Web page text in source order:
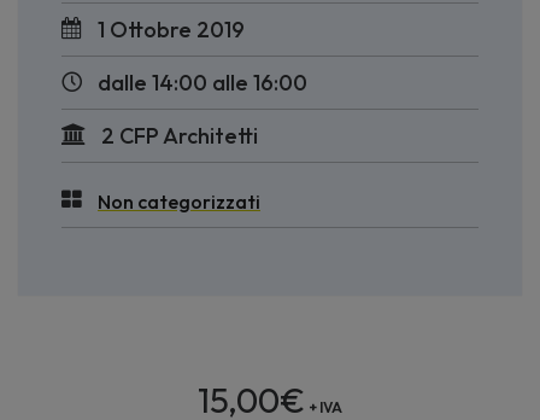
1 Ottobre 2019
dalle 14:00 alle 16:00
2 CFP Architetti
Non categorizzati
15,00€ + IVA